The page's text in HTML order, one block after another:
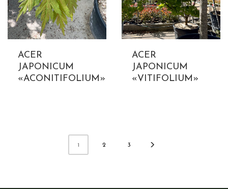
ACER
JAPONICUM
«ACONITIFOLIUM»
ACER
JAPONICUM
«VITIFOLIUM»
1 2 3